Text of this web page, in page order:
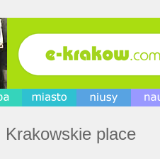
Krakowskie place